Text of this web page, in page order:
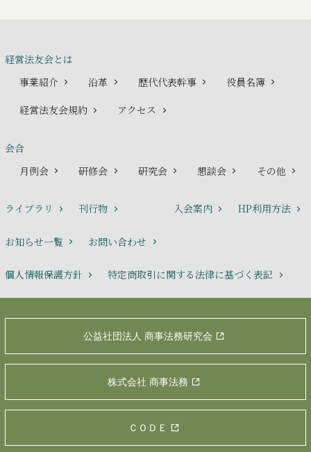
経営法友会とは
事業紹介
沿革 歴代代表幹事 役員名簿
経営法友会規約 アクセス
会合
月例会
研修会 研究会 懇談会 その他
ライブラリ 刊行物 入会案内 HP利用方法
お知らせ一覧 お問い合わせ
個人情報保護方針 特定商取引に関する法律に基づく表記
公益社団法人 商事法務研究会
株式会社 商事法務
ＣＯＤＥ